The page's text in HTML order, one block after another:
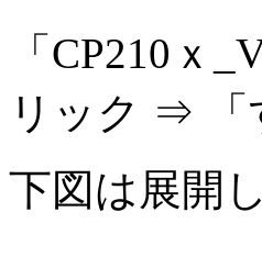
「CP210ｘ
リック ⇒ 「
下図は展開